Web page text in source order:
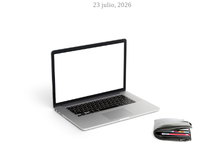
23 julio, 2026